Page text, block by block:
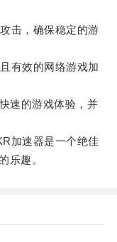
击，确保稳定的游
有效的网络游戏加
速的游戏体验，并
加速器是一个绝佳
乐趣。